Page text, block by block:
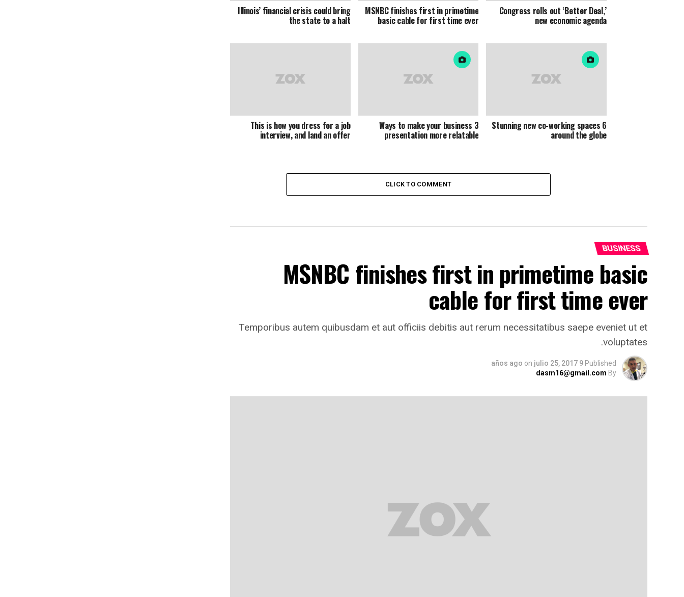
Congress rolls out ‘Better Deal,’
new economic agenda
MSNBC finishes first in primetime
basic cable for first time ever
Illinois’ financial crisis could bring
the state to a halt
6 Stunning new co-working spaces
around the globe
3 Ways to make your business
presentation more relatable
This is how you dress for a job
interview, and land an offer
CLICK TO COMMENT
BUSINESS
MSNBC finishes first in primetime basic
cable for first time ever
Temporibus autem quibusdam et aut officiis debitis aut rerum necessitatibus saepe eveniet ut et
voluptates.
Published
9 años ago
on julio 25, 2017
By
dasm16@gmail.com